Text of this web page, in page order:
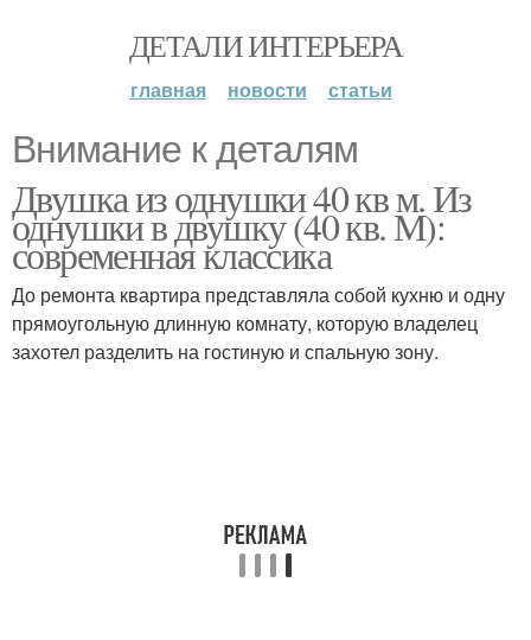
ДЕТАЛИ ИНТЕРЬЕРА
главная новости статьи
Внимание к деталям
Двушка из однушки 40 кв м. Из
однушки в двушку (40 кв. М):
современная классика
До ремонта квартира представляла собой кухню и одну
прямоугольную длинную комнату, которую владелец
захотел разделить на гостиную и спальную зону.